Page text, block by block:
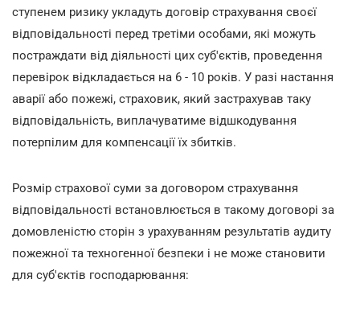
ступенем ризику укладуть договір страхування своєї
відповідальності перед третіми особами, які можуть
постраждати від діяльності цих суб'єктів, проведення
перевірок відкладається на 6 - 10 років. У разі настання
аварії або пожежі, страховик, який застрахував таку
відповідальність, виплачуватиме відшкодування
потерпілим для компенсації їх збитків.
Розмір страхової суми за договором страхування
відповідальності встановлюється в такому договорі за
домовленістю сторін з урахуванням результатів аудиту
пожежної та техногенної безпеки і не може становити
для суб'єктів господарювання: